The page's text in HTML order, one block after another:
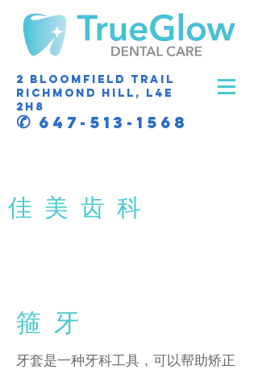
2 Bloomfield Trail
Richmond Hill, L4E
2H8
✆ 647-513-1568
​佳 美 齿 科
箍 牙
牙套是一种牙科工具，可以帮助矫正